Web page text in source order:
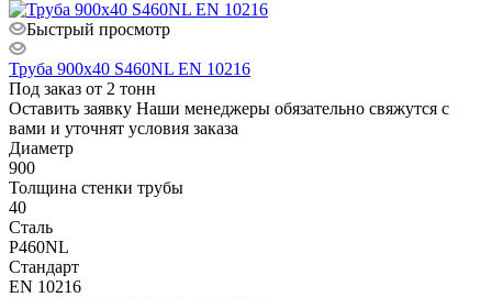
Быстрый просмотр
Труба 900х40 S460NL EN 10216
Под заказ от 2 тонн
Оставить заявку Наши менеджеры обязательно свяжутся с
вами и уточнят условия заказа
Диаметр
900
Толщина стенки трубы
40
Сталь
P460NL
Стандарт
EN 10216